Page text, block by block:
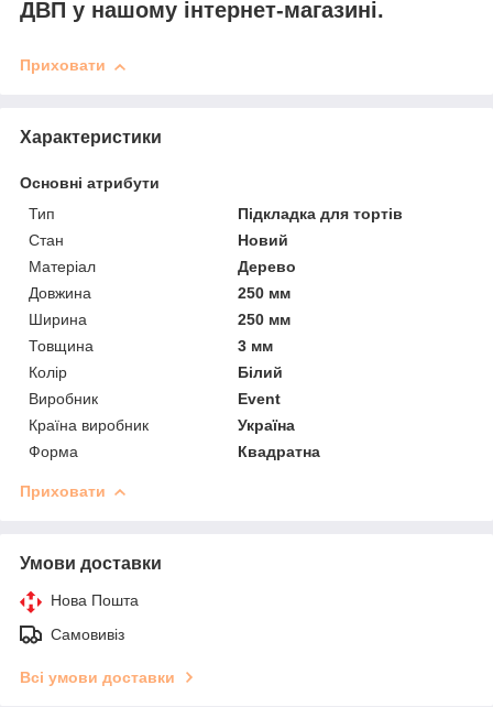
ДВП у нашому інтернет-магазині.
Приховати
Характеристики
Основні атрибути
Тип
Підкладка для тортів
Стан
Новий
Матеріал
Дерево
Довжина
250 мм
Ширина
250 мм
Товщина
3 мм
Колір
Білий
Виробник
Event
Країна виробник
Україна
Форма
Квадратна
Приховати
Умови доставки
Нова Пошта
Самовивіз
Всі умови доставки